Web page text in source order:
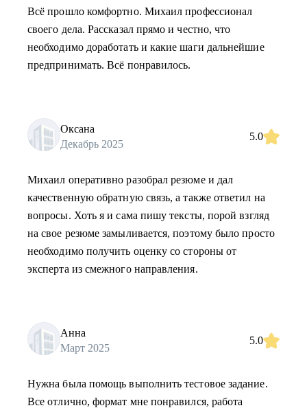
Всё прошло комфортно. Михаил профессионал
своего дела. Рассказал прямо и честно, что
необходимо доработать и какие шаги дальнейшие
предпринимать. Всё понравилось.
Оксана
Декабрь 2025
5.0
Михаил оперативно разобрал резюме и дал
качественную обратную связь, а также ответил на
вопросы. Хоть я и сама пишу тексты, порой взгляд
на свое резюме замыливается, поэтому было просто
необходимо получить оценку со стороны от
эксперта из смежного направления.
Анна
Март 2025
5.0
Нужна была помощь выполнить тестовое задание.
Все отлично, формат мне понравился, работа